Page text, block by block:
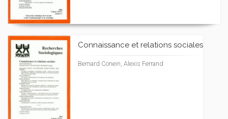
Connaissance et relations sociales
Bernard Conein, Alexis Ferrand